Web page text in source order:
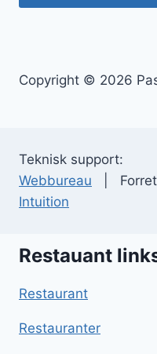
Copyright © 2026
Teknisk support:
Webbureau |
Intuition
Restauant
Restaurant
Restauranter